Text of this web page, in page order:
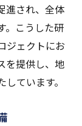
グラムの
の最先端
進され、全体
。こうした研
ジェクトにお
を提供し、地
ています。